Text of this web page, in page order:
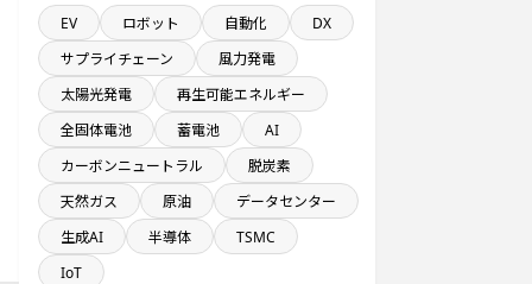
年間研究開発費が100億円以上の企業
一覧
食品関連工場のプロジェクト
完成から約5年経過プロジェクト
1億円以上のソフトウェア投資する設
備新設計画
EV ロボット 自動化
DX
サプライチェーン
風力発電
太陽光発電
再生可能エネルギー
全固体電池
蓄電池
AI
カーボンニュートラル
脱炭素
天然ガス
原油
データセンター
生成AI
半導体
TSMC
IoT